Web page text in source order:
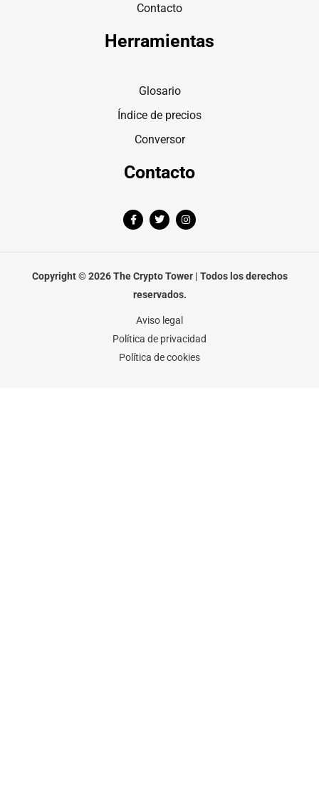
Contacto
Herramientas
Glosario
Índice de precios
Conversor
Contacto
F
a
o
-
T
w
r
I
n
r
m
Copyright © 2026 The Crypto Tower | Todos los derechos
reservados.
Aviso legal
Política de privacidad
Política de cookies